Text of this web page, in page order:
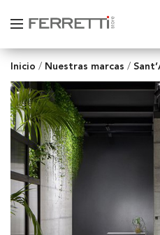
Inicio / Nuestras marcas /